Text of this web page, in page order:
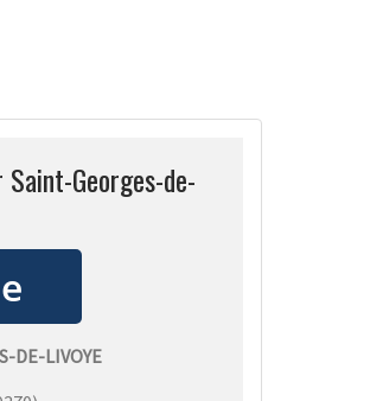
Georges-de-
DE-LIVOYE